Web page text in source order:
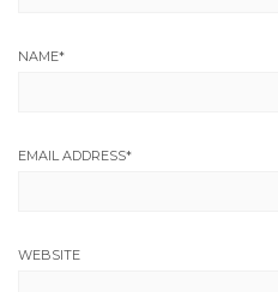
NAME*
EMAIL ADDRESS*
WEBSITE